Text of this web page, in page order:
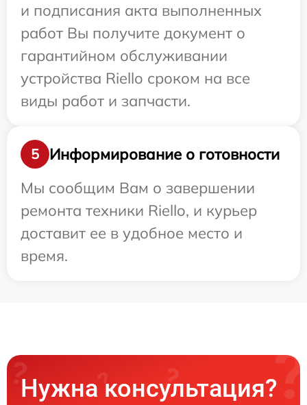
и подписания акта выполненных
работ Вы получите документ о
гарантийном обслуживании
устройства Riello сроком на все
виды работ и запчасти.
5
Информирование о готовности
Мы сообщим Вам о завершении
ремонта техники Riello, и курьер
доставит ее в удобное место и
время.
Нужна консультация?